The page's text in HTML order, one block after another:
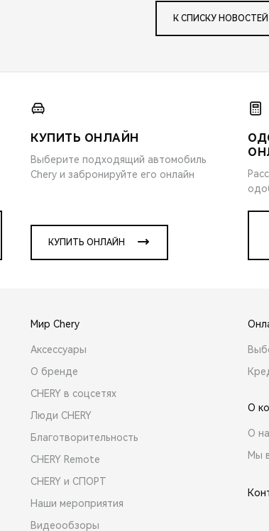
К СПИСКУ НОВОСТЕЙ
КУПИТЬ ОНЛАЙН
Выберите подходящий автомобиль
Chery и забронируйте его онлайн
КУПИТЬ ОНЛАЙН
Мир Chery
Аксессуары
О бренде
CHERY в соцсетях
Люди CHERY
Благотворительность
CHERY Remote
CHERY и СПОРТ
Наши мероприятия
Видеообзоры
О
О
Мы